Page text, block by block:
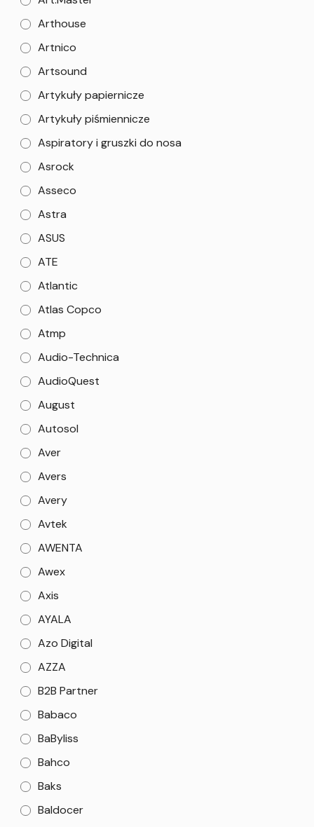
Arthouse
Artnico
Artsound
Artykuły papiernicze
Artykuły piśmiennicze
Aspiratory i gruszki do nosa
Asrock
Asseco
Astra
ASUS
ATE
Atlantic
Atlas Copco
Atmp
Audio-Technica
AudioQuest
August
Autosol
Aver
Avers
Avery
Avtek
AWENTA
Awex
Axis
AYALA
Azo Digital
AZZA
B2B Partner
Babaco
BaByliss
Bahco
Baks
Baldocer